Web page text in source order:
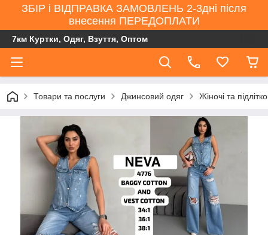
ЗБІР і ВІДПРАВКА ЗАМОВЛЕНЬ 2-3дні після
внесення ПЕРЕДОПЛАТИ
7км Куртки, Одяг, Взуття, Оптом
Товари та послуги Джинсовий одяг Жіночі та